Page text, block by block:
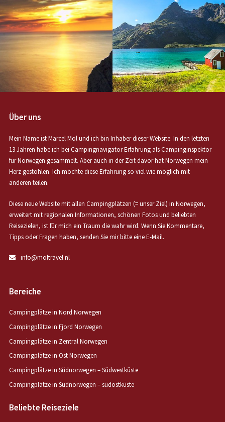
Über uns
Mein Name ist Marcel Mol und ich bin Inhaber dieser Website. In den letzten
13 Jahren habe ich bei Campingnavigator Erfahrung als Campinginspektor
für Norwegen gesammelt. Aber auch in der Zeit davor hat Norwegen mein
Herz gestohlen. Ich möchte diese Erfahrung so viel wie möglich mit
anderen teilen.
Diese neue Website mit allen Campingplätzen (= unser Ziel) in Norwegen,
erweitert mit regionalen Informationen, schönen Fotos und beliebten
Reisezielen, ist für mich ein Traum die wahr wird. Wenn Sie Kommentare,
Tipps oder Fragen haben, senden Sie mir bitte eine E-Mail.
info@moltravel.nl
Bereiche
Campingplätze in Nord Norwegen
Campingplätze in Fjord Norwegen
Campingplätze in Zentral Norwegen
Campingplätze in Ost Norwegen
Campingplätze in Südnorwegen – Südwestküste
Campingplätze in Südnorwegen – südostküste
Beliebte Reiseziele